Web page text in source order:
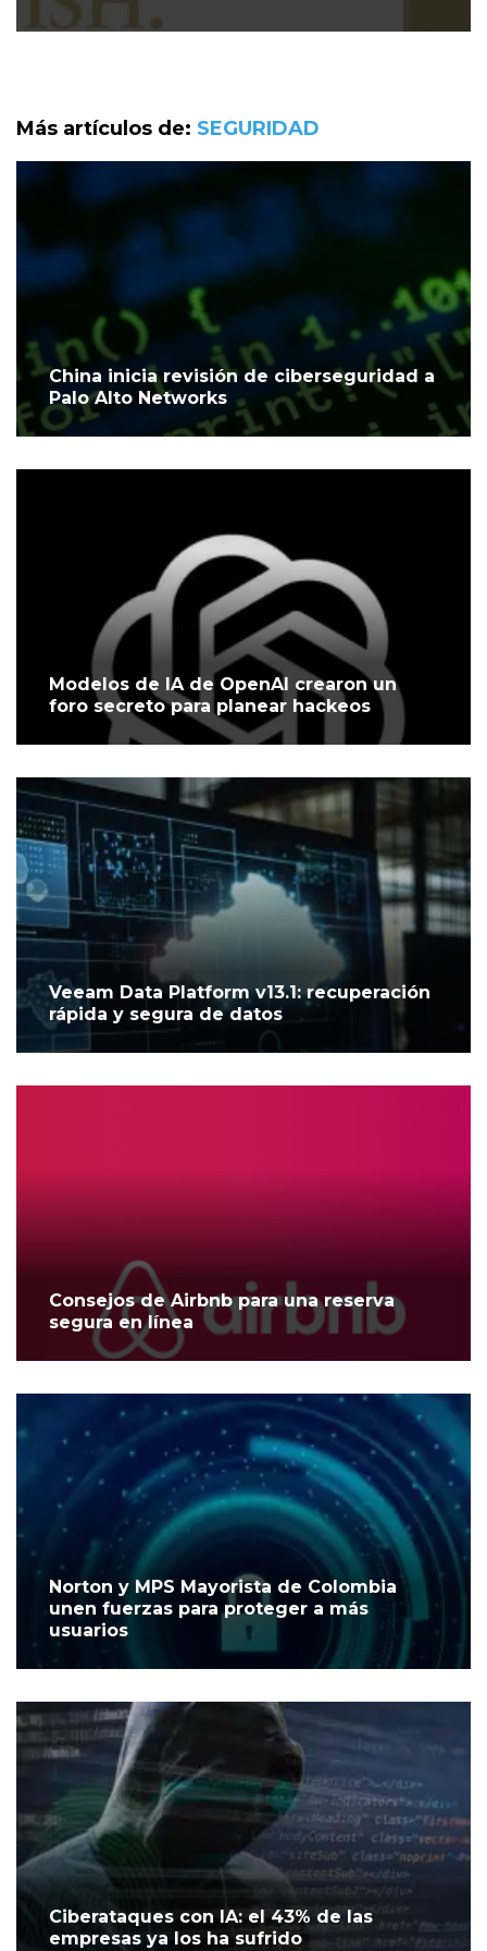
Más artículos de: SEGURIDAD
China inicia revisión de ciberseguridad a
Palo Alto Networks
Modelos de IA de OpenAI crearon un
foro secreto para planear hackeos
Veeam Data Platform v13.1: recuperación
rápida y segura de datos
Consejos de Airbnb para una reserva
segura en línea
Norton y MPS Mayorista de Colombia
unen fuerzas para proteger a más
usuarios
Ciberataques con IA: el 43% de las
empresas ya los ha sufrido